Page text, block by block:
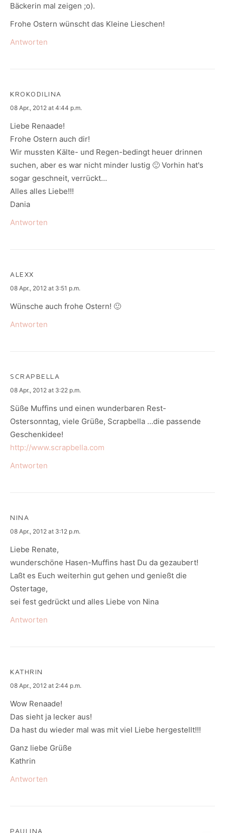
Bäckerin mal zeigen ;o).
Frohe Ostern wünscht das Kleine Lieschen!
Antworten
KROKODILINA
says:
08 Apr., 2012 at 4:44 p.m.
Liebe Renaade!
Frohe Ostern auch dir!
Wir mussten Kälte- und Regen-bedingt heuer drinnen
suchen, aber es war nicht minder lustig 🙂 Vorhin hat's
sogar geschneit, verrückt…
Alles alles Liebe!!!
Dania
Antworten
ALEXX
says:
08 Apr., 2012 at 3:51 p.m.
Wünsche auch frohe Ostern! 🙂
Antworten
SCRAPBELLA
says:
08 Apr., 2012 at 3:22 p.m.
Süße Muffins und einen wunderbaren Rest-
Ostersonntag, viele Grüße, Scrapbella …die passende
Geschenkidee!
http://www.scrapbella.com
Antworten
NINA
says:
08 Apr., 2012 at 3:12 p.m.
Liebe Renate,
wunderschöne Hasen-Muffins hast Du da gezaubert!
Laßt es Euch weiterhin gut gehen und genießt die
Ostertage,
sei fest gedrückt und alles Liebe von Nina
Antworten
KATHRIN
says:
08 Apr., 2012 at 2:44 p.m.
Wow Renaade!
Das sieht ja lecker aus!
Da hast du wieder mal was mit viel Liebe hergestellt!!!
Ganz liebe Grüße
Kathrin
Antworten
PAULINA